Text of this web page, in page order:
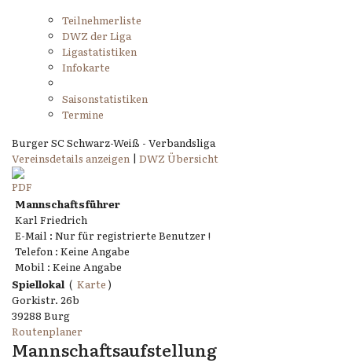
Teilnehmerliste
DWZ der Liga
Ligastatistiken
Infokarte
Saisonstatistiken
Termine
Burger SC Schwarz-Weiß - Verbandsliga
Vereinsdetails anzeigen | DWZ Übersicht
Mannschaftsführer
Karl Friedrich
E-Mail : Nur für registrierte Benutzer !
Telefon : Keine Angabe
Mobil : Keine Angabe
Spiellokal( Karte )
Gorkistr. 26b
39288 Burg
Routenplaner
Mannschaftsaufstellung